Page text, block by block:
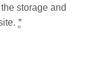
storage and
*